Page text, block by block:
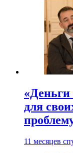
для
11 месяцев